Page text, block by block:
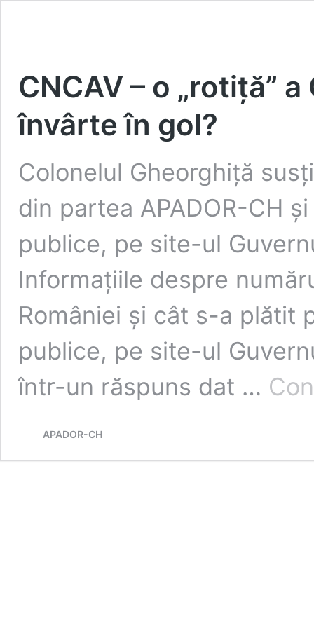
CNCAV – o „rotiță”
învârte în gol?
Colonelul Gheorghiță
din partea APADOR-CH
publice, pe site-ul
Informațiile despre
României și cât s-a plătit
publice, pe site-ul
într-un răspuns dat …
APADOR-CH